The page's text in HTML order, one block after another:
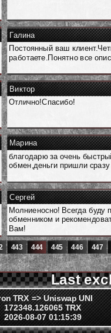
Галина
Постоянный ваш
работаете.Понятно все
Виктор
Отлично!Спасибо!
Марина
благодарю за очень
обмен,деньги пришли сразу
Сергей
Молниеносно! Всегда буду
обменником и
Вам!
443 444 445 446 447
Last
TRX => Uniswap UNI
172348.126065 TRX
2026-08-07 01:15:39